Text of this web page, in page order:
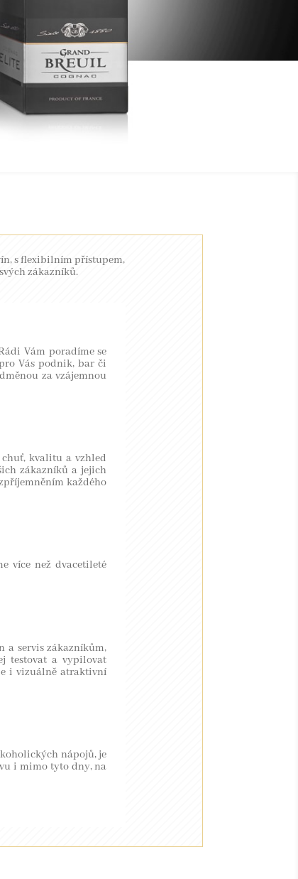
s flexibilním přístupem,
zákazníků.
Vám poradíme se
Vás podnik, bar či
za vzájemnou
kvalitu a vzhled
zákazníků a jejich
každého
více než dvacetileté
a servis zákazníkům,
testovat a vypilovat
i vizuálně atraktivní
nápojů, je
i mimo tyto dny, na
STRÁNEK